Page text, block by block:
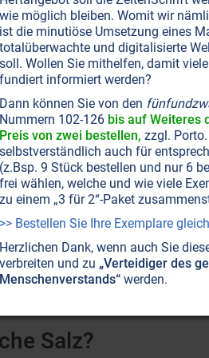
bis zu Freunden -
zum Leben.
NICHT ONLINE
SEITE 26 ERNÄHRUNG GESUNDHEIT
Gesund mit
Gefrorenes Sonnenlicht hat nichts
jenes, das uns in den Regalen der
Schoß der mächtigen Berge. Und
benötigt er genau diese beiden
bleiben bis ins hohe Alter.
Salz?
wie möglich bleiben. Womit wir
ist die minutiöse Umsetzung eines
totalüberwachte und digitalisierte
soll. Wollen Sie mithelfen, damit
fundiert informiert werden?
Dann können Sie von den
Nummern 102-126 bis auf Weiteres
Preis von zwei bestellen, zzgl.
selbstverständlich auch für
(z.Bsp. 9 Stück bestellen und nur 6
frei wählen, welche und wie viele
zu einem „3 für 2“-Paket
>> Bestellen Sie Ihre Exemplare
Herzlichen Dank, wenn auch Sie
verbreiten und zu „Verteidiger des
Menschenverstands“werden.